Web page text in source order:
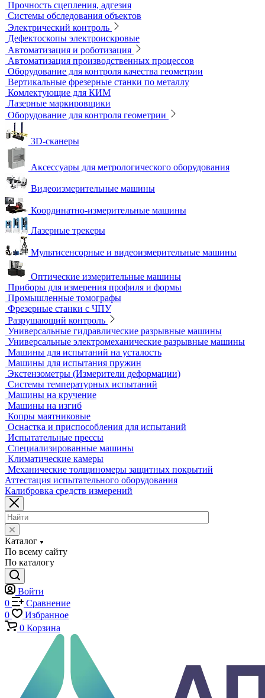
Течеискатели акустические
Течеискатели корреляционные
Течеискатели многодатчиковые
Трассотечеискатели
Контроль в строительстве
Виброизмерительные приборы
Диагностика свай
Измерители теплопроводности
Контроль арматуры
Контроль дорог и грунтов
Контроль прочности бетона
Приборы теплового контроля
Прочность сцепления, адгезия
Системы обследования объектов
Электрический контроль
Дефектоскопы электроискровые
Автоматизация и роботизация
Автоматизация производственных процессов
Оборудование для контроля качества геометрии
Вертикальные фрезерные станки по металлу
Комлектующие для КИМ
Лазерные маркировщики
Оборудование для контроля геометрии
3D-сканеры
Аксессуары для метрологического оборудования
Видеоизмерительные машины
Координатно-измерительные машины
Лазерные трекеры
Мультисенсорные и видеоизмерительные машины
Оптические измерительные машины
Приборы для измерения профиля и формы
Промышленные томографы
Фрезерные станки с ЧПУ
Разрушающий контроль
Универсальные гидравлические разрывные машины
Универсальные электромеханические разрывные машины
Машины для испытаний на усталость
Машины для испытания пружин
Экстензометры (Измерители деформации)
Системы температурных испытаний
Машины на кручение
Машины на изгиб
Копры маятниковые
Оснастка и приспособления для испытаний
Испытательные прессы
Специализированные машины
Климатические камеры
Механические толщиномеры защитных покрытий
Аттестация испытательного оборудования
Калибровка средств измерений
Каталог
По всему сайту
По каталогу